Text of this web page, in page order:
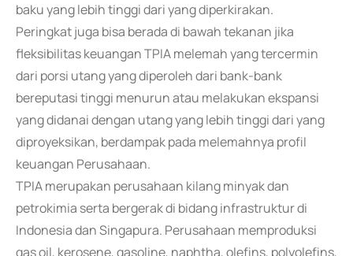
baku yang lebih tinggi dari yang diperkirakan.
Peringkat juga bisa berada di bawah tekanan jika
fleksibilitas keuangan TPIA melemah yang tercermin
dari porsi utang yang diperoleh dari bank-bank
bereputasi tinggi menurun atau melakukan ekspansi
yang didanai dengan utang yang lebih tinggi dari yang
diproyeksikan, berdampak pada melemahnya profil
keuangan Perusahaan.
TPIA merupakan perusahaan kilang minyak dan
petrokimia serta bergerak di bidang infrastruktur di
Indonesia dan Singapura. Perusahaan memproduksi
gas oil, kerosene, gasoline, naphtha, olefins, polyolefins,